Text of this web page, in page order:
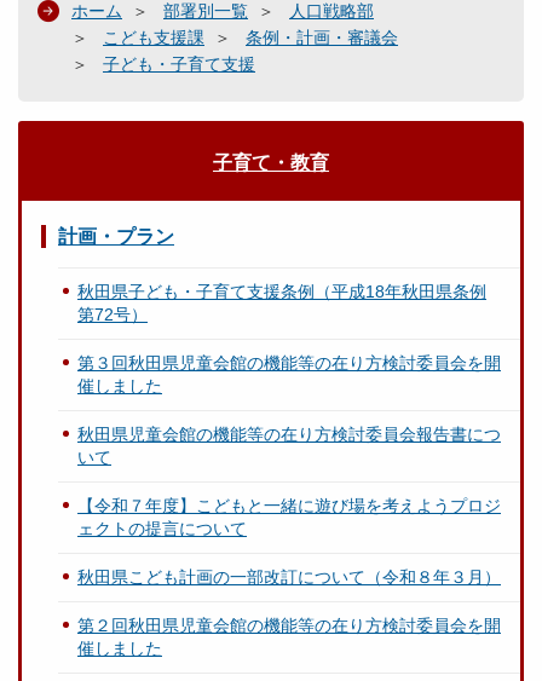
ホーム 部署別一覧
人口戦略部
こども支援課
条例・計画・審議会
子ども・子育て支援
子育て・教育
計画・プラン
秋田県子ども・子育て支援条例（平成18年秋田県条例
第72号）
第３回秋田県児童会館の機能等の在り方検討委員会を開
催しました
秋田県児童会館の機能等の在り方検討委員会報告書につ
いて
【令和７年度】こどもと一緒に遊び場を考えようプロジ
ェクトの提言について
秋田県こども計画の一部改訂について（令和８年３月）
第２回秋田県児童会館の機能等の在り方検討委員会を開
催しました